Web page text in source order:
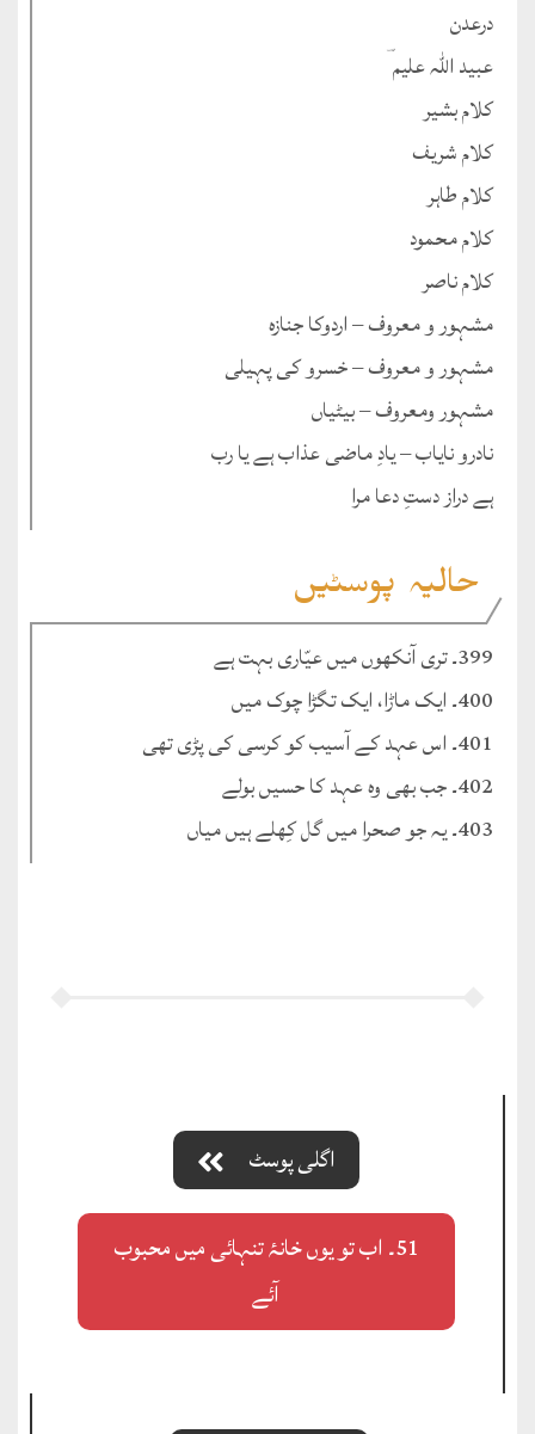
درعدن
عبید اللہ علیم ؔ
کلام بشیر
کلام شریف
کلام طاہر
کلام محمود
کلام ناصر
مشہور و معروف – اردوکا جنازہ
مشہور و معروف – خسرو کی پہیلی
مشہور ومعروف – بیٹیاں
نادرو نایاب – یادِ ماضی عذاب ہے یا رب
ہے دراز دستِ دعا مرا
حالیہ پوسٹیں
399۔ تری آنکھوں میں عیّاری بہت ہے
400۔ ایک ماڑا، ایک تگڑا چوک میں
401۔ اس عہد کے آسیب کو کرسی کی پڑی تھی
402۔ جب بھی وہ عہد کا حسیں بولے
403۔ یہ جو صحرا میں گل کِھلے ہیں میاں
اگلی پوسٹ
51۔ اب تو یوں خانۂ تنہائی میں محبوب
آئے